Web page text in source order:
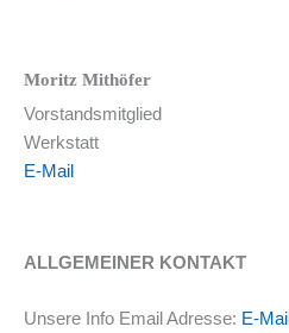
Moritz Mithöfer
Vorstandsmitglied
Werkstatt
E-Mail
ALLGEMEINER KONTAKT
Unsere Info Email Adresse: E-Mail